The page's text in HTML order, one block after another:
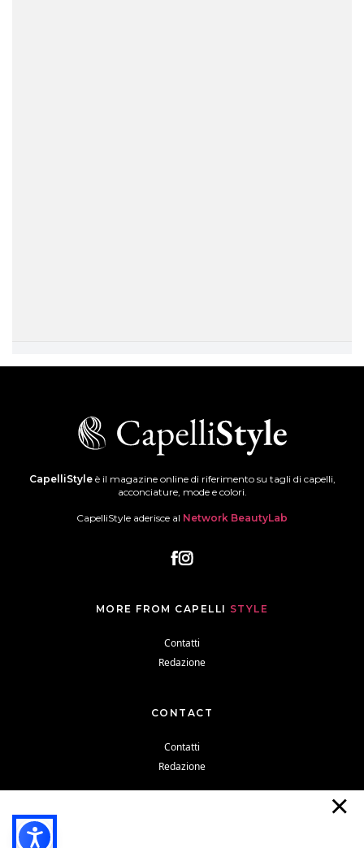
CapelliStyleè il magazine online di riferimento su tagli di capelli,
acconciature, mode e colori.
CapelliStyle aderisce al Network BeautyLab
MORE FROM CAPELLI STYLE
Contatti
Redazione
CONTACT
Contatti
Redazione